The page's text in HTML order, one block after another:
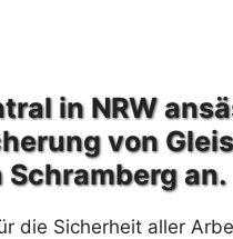
in NRW
von
an.
die Sicherheit aller